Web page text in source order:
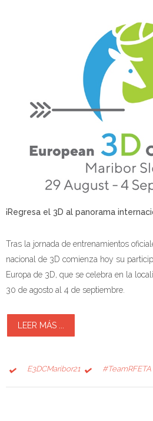
¡Regresa el 3D al panorama
Tras la jornada de entrenamientos
nacional de 3D comienza hoy su
Europa de 3D, que se celebra en la
30 de agosto al 4 de septiembre.
LEER MÁS ...
E3DCMaribor21 #TeamRFETA